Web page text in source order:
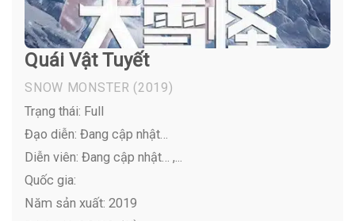
Quái Vật Tuyết
SNOW MONSTER (2019)
Trạng thái: Full
Đạo diễn: Đang cập nhật…
Diễn viên: Đang cập nhật… ,...
Quốc gia:
Năm sản xuất: 2019